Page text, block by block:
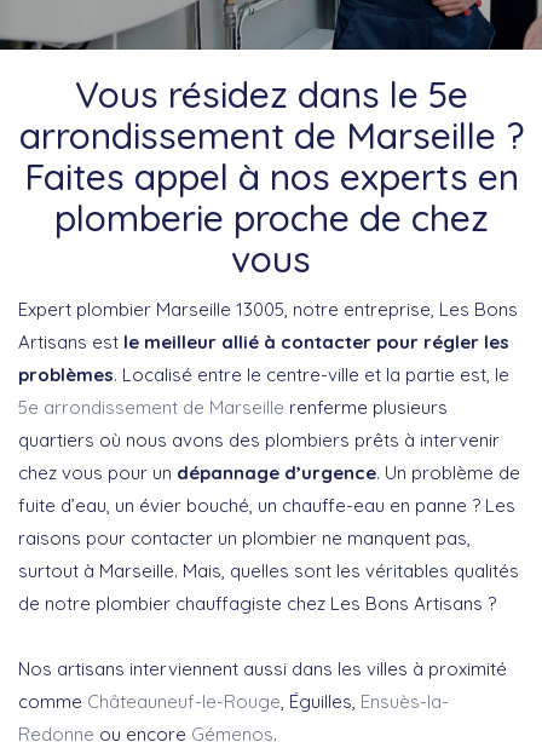
Vous résidez dans le 5e
arrondissement de Marseille ?
Faites appel à nos experts en
plomberie proche de chez
vous
Expert plombier Marseille 13005, notre entreprise, Les Bons
Artisans est le meilleur allié à contacter pour régler les
problèmes. Localisé entre le centre-ville et la partie est, le
5e arrondissement de Marseille renferme plusieurs
quartiers où nous avons des plombiers prêts à intervenir
chez vous pour un dépannage d’urgence. Un problème de
fuite d’eau, un évier bouché, un chauffe-eau en panne ? Les
raisons pour contacter un plombier ne manquent pas,
surtout à Marseille. Mais, quelles sont les véritables qualités
de notre plombier chauffagiste chez Les Bons Artisans ?
Nos artisans interviennent aussi dans les villes à proximité
comme Châteauneuf-le-Rouge , Éguilles, Ensuès-la-
Redonne ou encore Gémenos.